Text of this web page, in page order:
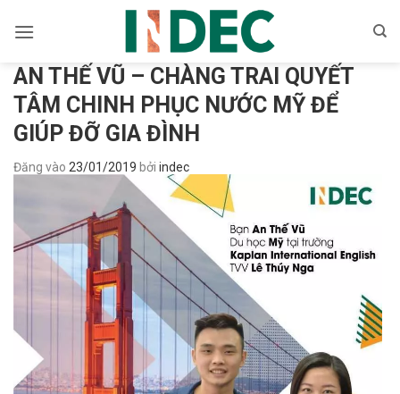
qua
dungAN THẾ VŨ – CHÀNG TRAI QUYẾT
TÂM CHINH PHỤC NƯỚC MỸ ĐỂ
GIÚP ĐỠ GIA ĐÌNH
Đăng vào 23/01/2019 bởi indec